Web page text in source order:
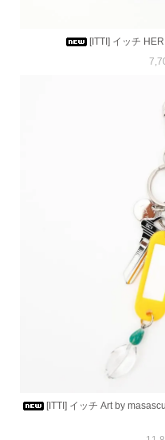
[ITTI] イッチ
[ITTI] イッチ Art by